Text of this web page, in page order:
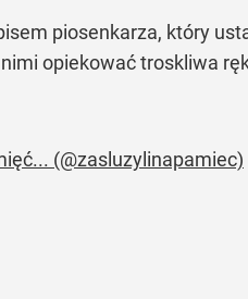
piosenkarza, który
opiekować troskliwa
(@zasluzylinapamiec)